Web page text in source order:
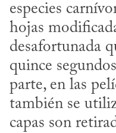
especies
hojas
desafortunada
quince
parte, en las
también se
capas son